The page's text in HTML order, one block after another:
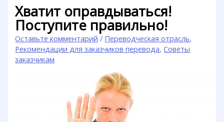
Хватит оправдываться!
Поступите правильно!
Оставьте комментарий / Переводческая отрасль,
Рекомендации для заказчиков перевода,Советы
заказчикам